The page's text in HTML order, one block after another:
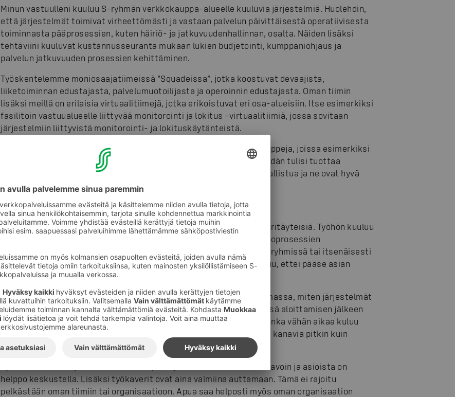
Minun vastuulleni kuuluu S-ryhmän verkkokauppa-alueelle kuuluvia järjestelmiä. Huolehdin,
että järjestelmät toimivat virheettömästi ja vastaan palvelun päivittäisestä operatiivisesta
toiminnasta pääprosessien, kuten häiriö- ja jatkuvuudenhallinnan, osalta. Näiden lisäksi
tehtäviini kuuluvat kustannusseuranta mukaan lukien budjetointi, kumppaniohjaus ja
palvelun jatkuvuuden prosessien kehittäminen.
Työskentelemme moniosaajatiimeissä ”Squadeissa”, jotka koostuvat devaajista,
liiketoiminnan edustajasta, palvelumuotoilijasta ja operoinnin edustajasta. Oman tiimin
lisäksi meillä on erilaisia virtuaalitiimejä, jotka erikoistuvat eri osa-alueisiin. Itse esimerkiksi
fasilitoin vastuualueelle liittyvää monitorointi ja lokitus -virtuaalitiimiä, jossa sovitaan
järjestelmiin liittyvistä monitorointi- ja lokituskäytänteistä.
Meillä on myös ITD-organisaatiotasoisia virtuaalitiimejä ja workshoppeja, joissa esimerkiksi
sovitaan kehitysmenetelmien parhaista käytännöistä tai miten meidän tulisi tuottaa
valvonta- ja lokihallinta-alustapalveluja. Näihin on mahdollisuus osallistua ja ne ovat hyvä
tapa vaikuttaa, miten meillä tehdään asioita ja oppia samalla uutta.
Monipuolista työtä hyvässä työyhteisössä
Työpäivät ovat monipuolisia, ja totta kai tässä roolissa myös palaveritäyteisiä. Työhön kuuluu
paljon operatiivista seurantaa, mutta myös paljon palvelun ja ylläpitoprosessien
kehittämistä. Kehittämistä teemme yleensä workshoppien kautta, ryhmissä tai itsenäisesti
riippuen tilanteesta. Työkavereilta saa aina sparrausapua, jos tuntuu, ettei pääse asian
kanssa yksin eteenpäin.
Lisäksi on mahdollisuus käydä kentällä tutustumassa ja havainnoimassa, miten järjestelmät
ja ratkaisut toimivat. Itse kävin tutustumassa melko pian tehtävässä aloittamisen jälkeen
ruoan keräilyyn myymälässä. Olen myös positiivisesti yllättynyt, kuinka vähän aikaa kuluu
sähköpostien kirjoittamiseen. Hyvinkin usein asiat hoidetaan muita kanavia pitkin kuin
sähköpostin kautta.
Työkavereita on myös kehuttava. Ilmapiiri työkavereiden kesken on avoin ja asioista on
helppo keskustella. Lisäksi työkaverit ovat aina valmiina auttamaan. Tämä ei rajoitu
pelkästään oman tiimiin tai organisaatioon. Apua saa helposti myös oman organisaation